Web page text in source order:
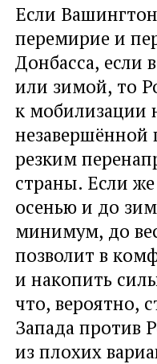
Если
перемирие и
Донбасса, если
или зимой, то
к мобилизации
незавершённой
резким
страны. Если
осенью и до
минимум, до
позволит в
и накопить
что, вероятно,
Запада против
из плохих